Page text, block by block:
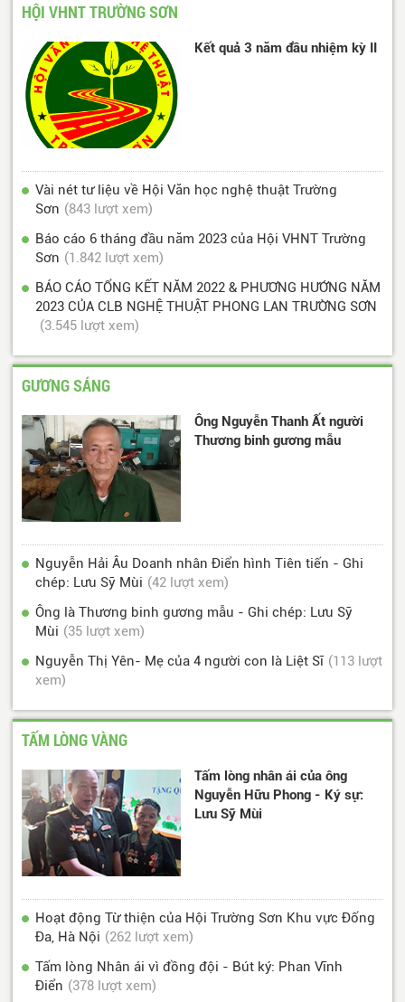
HỘI VHNT TRƯỜNG SƠN
Kết quả 3 năm đầu nhiệm kỳ II
Vài nét tư liệu về Hội Văn học nghệ thuật Trường
Sơn (843 lượt xem)
Báo cáo 6 tháng đầu năm 2023 của Hội VHNT Trường
Sơn (1.842 lượt xem)
BÁO CÁO TỔNG KẾT NĂM 2022 & PHƯƠNG HƯỚNG NĂM
2023 CỦA CLB NGHỆ THUẬT PHONG LAN TRƯỜNG SƠN
(3.545 lượt xem)
GƯƠNG SÁNG
Ông Nguyễn Thanh Ất người
Thương binh gương mẫu
Nguyễn Hải Âu Doanh nhân Điển hình Tiên tiến - Ghi
chép: Lưu Sỹ Mùi (42 lượt xem)
Ông là Thương binh gương mẫu - Ghi chép: Lưu Sỹ
Mùi (35 lượt xem)
Nguyễn Thị Yên- Mẹ của 4 người con là Liệt Sĩ (113 lượt
xem)
TẤM LÒNG VÀNG
Tấm lòng nhân ái của ông
Nguyễn Hữu Phong - Ký sự:
Lưu Sỹ Mùi
Hoạt động Từ thiện của Hội Trường Sơn Khu vực Đống
Đa, Hà Nội (262 lượt xem)
Tấm lòng Nhân ái vì đồng đội - Bút ký: Phan Vĩnh
Điển (378 lượt xem)